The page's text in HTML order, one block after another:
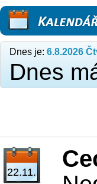
Kalendář-
Dnes je: 6.8.2026
Dnes
22.11.